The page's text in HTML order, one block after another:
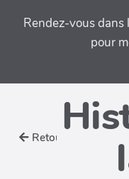
Rendez-vous dans
pour
Retour